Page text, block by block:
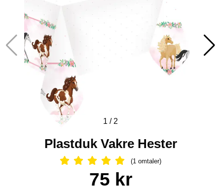
1 / 2
Plastduk Vakre Hester
Vurdering: 5 Stjerne, Gå til alle
(1 omtaler)
Handle dette produktet, Plastduk Vakre Hester
pris
75 kr